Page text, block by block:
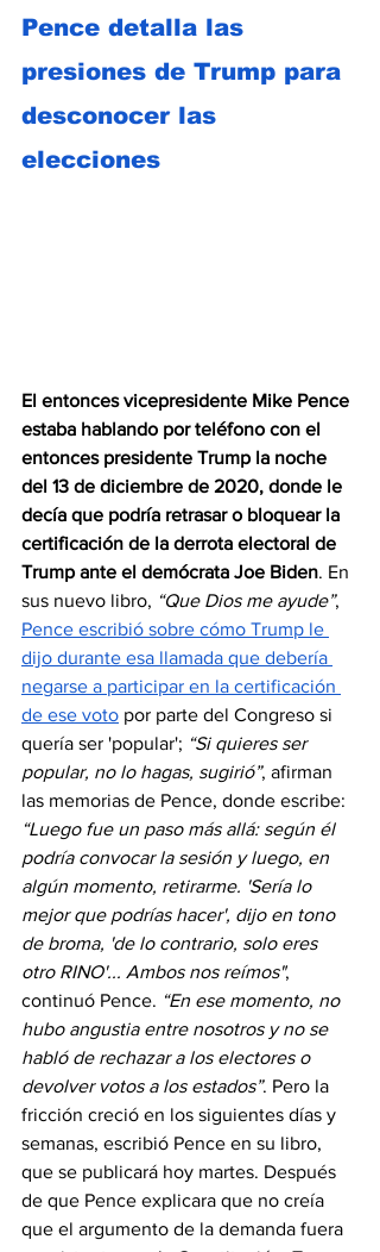
Pence detalla las
presiones de Trump para
desconocer las
elecciones
El entonces vicepresidente Mike Pence
estaba hablando por teléfono con el
entonces presidente Trump la noche
del 13 de diciembre de 2020, donde le
decía que podría retrasar o bloquear la
certificación de la derrota electoral de
Trump ante el demócrata Joe Biden. En
sus nuevo libro, “Que Dios me ayude”,
Pence escribió sobre cómo Trump le
dijo durante esa llamada que debería
negarse a participar en la certificación
de ese voto por parte del Congreso si
quería ser 'popular'; “Si quieres ser
popular, no lo hagas, sugirió”, afirman
las memorias de Pence, donde escribe:
“Luego fue un paso más allá: según él
podría convocar la sesión y luego, en
algún momento, retirarme. 'Sería lo
mejor que podrías hacer', dijo en tono
de broma, 'de lo contrario, solo eres
otro RINO'... Ambos nos reímos",
continuó Pence. “En ese momento, no
hubo angustia entre nosotros y no se
habló de rechazar a los electores o
devolver votos a los estados”. Pero la
fricción creció en los siguientes días y
semanas, escribió Pence en su libro,
que se publicará hoy martes. Después
de que Pence explicara que no creía
que el argumento de la demanda fuera